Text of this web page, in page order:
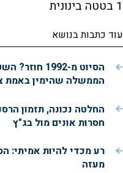
1 בטטה בינונית
עוד כתבות בנושא
הסיוט מ-
הממשלה שהימין באמת
החלטה נכונה, תזמון
חסרות אונים מול בג"ץ
רע מכדי להיות אמיתי:
מעזה